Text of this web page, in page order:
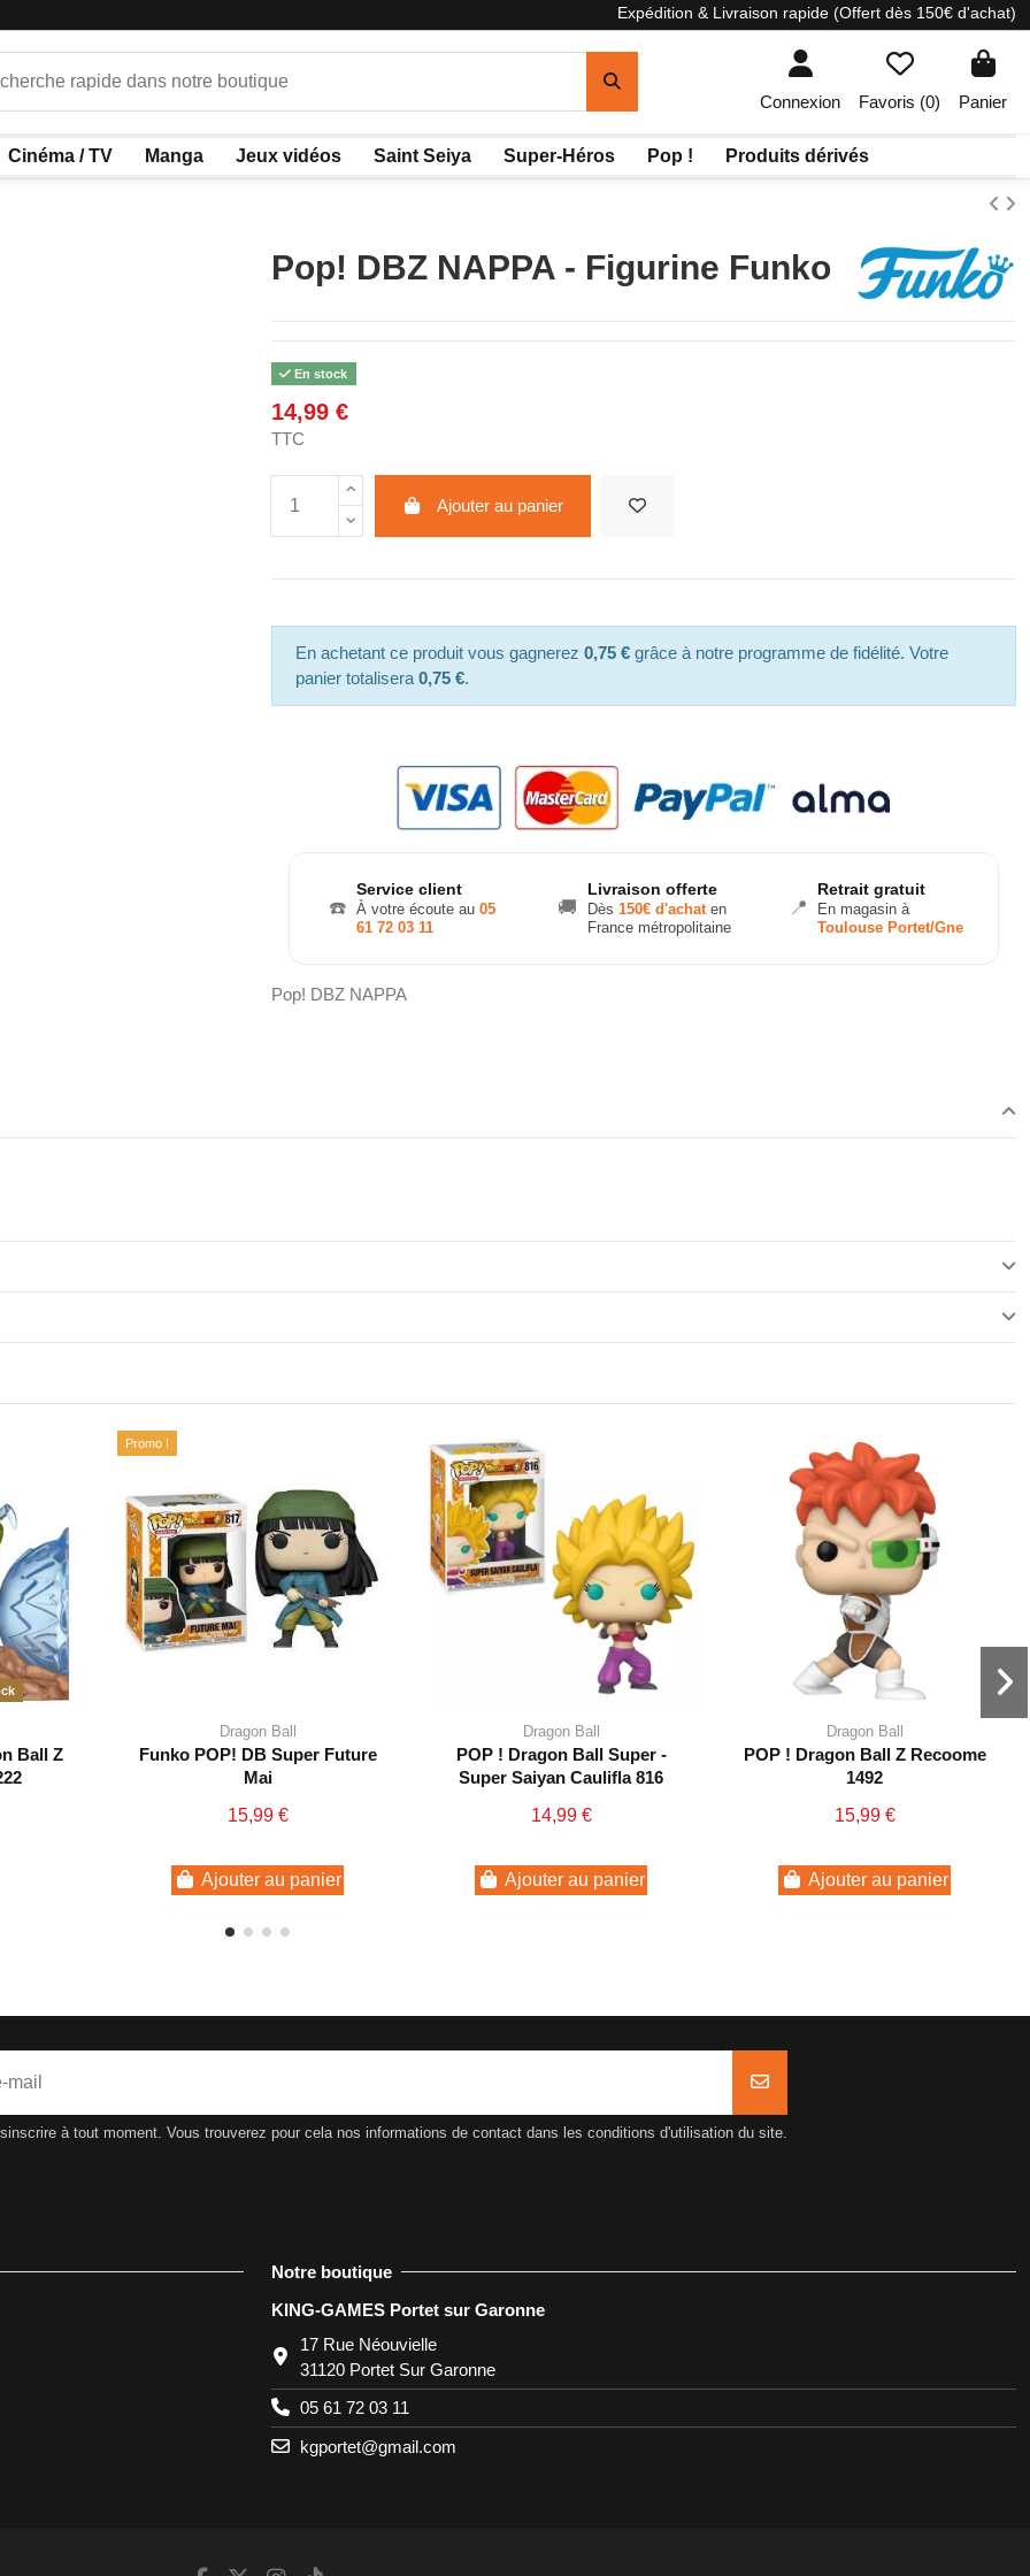
Expédition & Livraison rapide (Offert dès 150€ d'achat)
Connexion Favoris (0) Panier
Cinéma / TV Manga Jeux vidéos Saint Seiya Super-Héros Pop ! Produits dérivés
Pop! DBZ NAPPA - Figurine Funko
En stock
14,99 €
TTC
Ajouter au panier
En achetant ce produit vous gagnerez 0,75 € grâce à notre programme de fidélité. Votre
panier totalisera 0,75 €.
☎️
Service client
À votre écoute au 05
61 72 03 11
🚚
Livraison offerte
Dès 150€ d'achaten
France métropolitaine
📍
Retrait gratuit
En magasin à
Toulouse Portet/Gne
Pop! DBZ NAPPA
Ball Z
Promo !
Dragon Ball
Funko POP! DB Super Future
Mai
15,99 €
Ajouter au panier
Dragon Ball
POP ! Dragon Ball Super -
Super Saiyan Caulifla 816
14,99 €
Ajouter au panier
Dragon Ball
POP ! Dragon Ball Z Recoome
1492
15,99 €
Ajouter au panier
à tout moment. Vous trouverez pour cela nos informations de contact dans les conditions d'utilisation du site.
Notre boutique
KING-GAMES Portet sur Garonne
17 Rue Néouvielle
31120 Portet Sur Garonne
05 61 72 03 11
kgportet@gmail.com